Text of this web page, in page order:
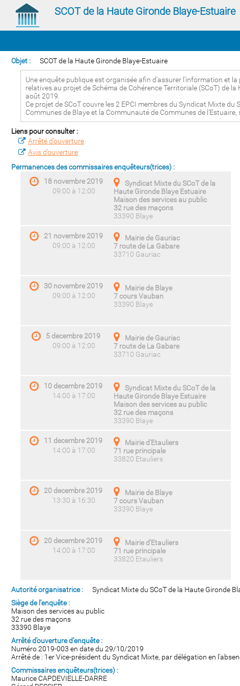
SCOT de la Haute Gironde Blaye-Estuaire
Objet : SCOT de la Haute Gironde Blaye-Estuaire
Une enquête publique est organisée afin d'assurer l'information et
relatives au projet de Schéma de Cohérence Territoriale (SCoT) de
août 2019.
Ce projet de SCoT couvre les 2 EPCI membres du Syndicat Mixte
Communes de Blaye et la Communauté de Communes de l'Estuaire,
Liens pour consulter :
Arrêté d’ouverture
Avis d’ouverture
Permanences des commissaires enquêteurs(trices) :
18 novembre 2019
09:00 à 12:00
Syndicat Mixte du SCoT de la
Haute Gironde Blaye Estuaire
Maison des services au public
32 rue des maçons
33390 Blaye
21 novembre 2019
09:00 à 12:00
Mairie de Gauriac
7 route de La Gabare
33710 Gauriac
30 novembre 2019
09:00 à 12:00
Mairie de Blaye
7 cours Vauban
33390 Blaye
5 decembre 2019
09:00 à 12:00
Mairie de Gauriac
7 route de La Gabare
33710 Gauriac
10 decembre 2019
14:00 à 17:00
Syndicat Mixte du SCoT de la
Haute Gironde Blaye Estuaire
Maison des services au public
32 rue des maçons
33390 Blaye
11 decembre 2019
14:00 à 17:00
Mairie d'Etauliers
71 rue principale
33820 Etauliers
20 decembre 2019
13:30 à 16:30
Mairie de Blaye
7 cours Vauban
33390 Blaye
20 decembre 2019
14:00 à 17:00
Mairie d'Etauliers
71 rue principale
33820 Etauliers
Autorité organisatrice :
Syndicat Mixte du SCoT de la Haute Gironde
Siège de l'enquête :
Maison des services au public
32 rue des maçons
33390 Blaye
Arrêté d’ouverture d’enquête :
Numéro 2019-003 en date du 29/10/2019
Arrêté de : 1er Vice-président du Syndicat Mixte, par délégation en
Commissaires enquêteurs(trices) :
Maurice CAPDEVIELLE-DARRE